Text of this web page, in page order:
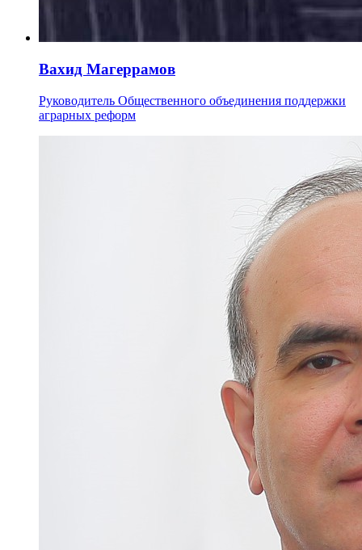
Вахид Магеррамов
Руководитель Общественного объединения поддержки
аграрных реформ